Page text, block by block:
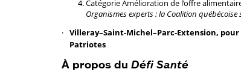
Catégorie Amélioration de l’offre
Organismes experts : la Coalition
Villeray–Saint-Michel–Parc-Extension,
Patriotes
À propos du Défi Santé